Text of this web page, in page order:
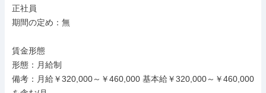
正社員
期間の定め：無
賃金形態
形態：月給制
備考：月給￥320,000～￥460,000 基本給￥320,000～￥460,000